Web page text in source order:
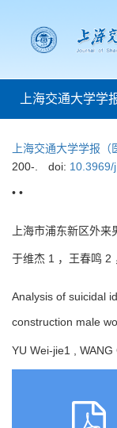
上海交通大学学
上海交通大学学报（
200-.
doi: 10.3969/
• •
上海市浦东新区外
于维杰 1 ，王春鸣
Analysis of suicidal
construction male
YU Wei-jie1 ,